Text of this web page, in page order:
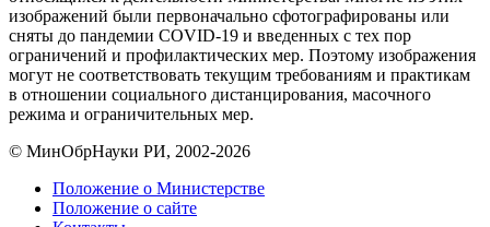
изображений были первоначально сфотографированы или
сняты до пандемии COVID-19 и введенных с тех пор
ограничений и профилактических мер. Поэтому изображения
могут не соответствовать текущим требованиям и практикам
в отношении социального дистанцирования, масочного
режима и ограничительных мер.
© МинОбрНауки РИ, 2002-2026
Положение о Министерстве
Положение о сайте